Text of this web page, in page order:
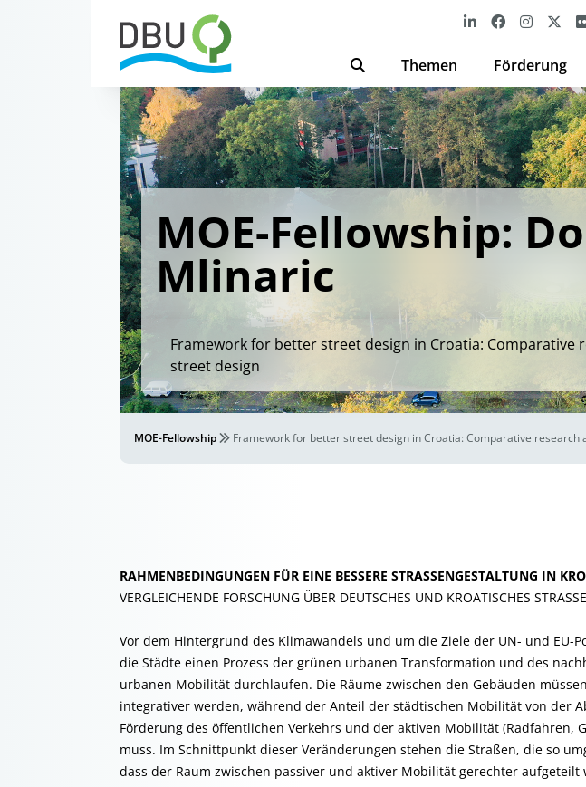
Themen Förderung
MOE-Fellowship:
Mlinaric
Framework for better street design in Croatia: Comparative
street design
MOE-Fellowship Framework for better street design in Croatia: Comparative
RAHMENBEDINGUNGEN FÜR EINE BESSERE STRASSENGESTALTUNG IN
VERGLEICHENDE FORSCHUNG ÜBER DEUTSCHES UND KROATISCHES
Vor dem Hintergrund des Klimawandels und um die Ziele der UN- und EU-
die Städte einen Prozess der grünen urbanen Transformation und des
urbanen Mobilität durchlaufen. Die Räume zwischen den Gebäuden
integrativer werden, während der Anteil der städtischen Mobilität von der
Förderung des öffentlichen Verkehrs und der aktiven Mobilität (Radfahren,
muss. Im Schnittpunkt dieser Veränderungen stehen die Straßen, die so
dass der Raum zwischen passiver und aktiver Mobilität gerechter